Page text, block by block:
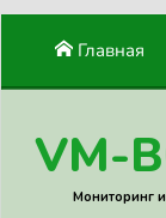
Главная
VM-
Мониторинг